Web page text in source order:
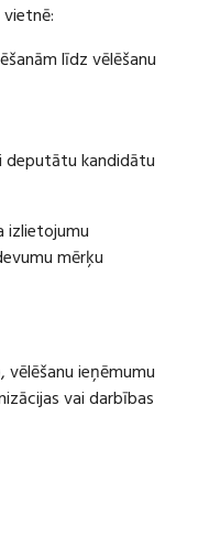
līdz vēlēšanu
deputātu kandidātu
izlietojumu
mērķu
ieņēmumu
vai darbības